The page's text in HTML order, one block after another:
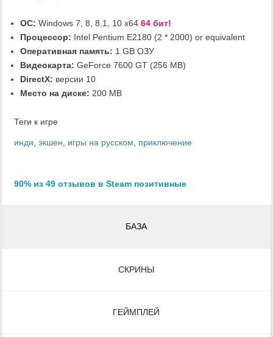
ОС: Windows 7, 8, 8.1, 10 x64 64 бит!
Процессор: Intel Pentium E2180 (2 * 2000) or equivalent
Оперативная память: 1 GB ОЗУ
Видеокарта: GeForce 7600 GT (256 MB)
DirectX: версии 10
Место на диске: 200 MB
Теги к игре
инди экшен игры на русском приключение
90% из 49 отзывов в Steam позитивные
БАЗА
СКРИНЫ
ГЕЙМПЛЕЙ